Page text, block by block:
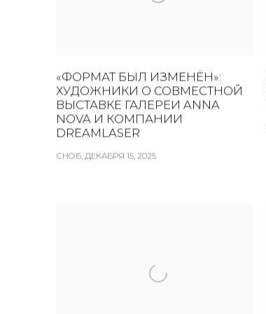
«ФОРМАТ БЫЛ ИЗМЕНЁН»:
ХУДОЖНИКИ О СОВМЕСТНОЙ
ВЫСТАВКЕ ГАЛЕРЕИ ANNA
NOVA И КОМПАНИИ
DREAMLASER
СНОБ, ДЕКАБРЯ 15, 2025